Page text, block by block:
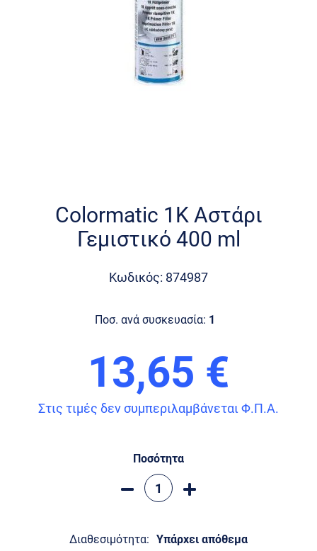
beginningColormatic 1K Αστάρι
Γεμιστικό 400 ml
Κωδικός: 874987
Ποσ. ανά συσκευασία: 1
13,65 €
Στις τιμές δεν συμπεριλαμβάνεται Φ.Π.Α.
Ποσότητα
Διαθεσιμότητα: Υπάρχει απόθεμα